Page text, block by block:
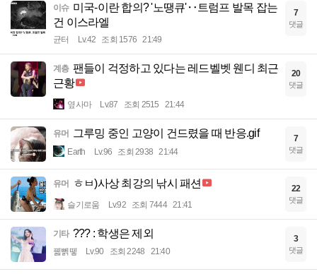
이슈 미국-이란 합의? '노땡큐'‥트럼프 발목 잡는
건 이스라엘
균터 Lv.42 조회 1576 21:49
7
댓글
계층 팬들이 걱정하고 있다는 레드벨벳 웬디 최근
근황
옆사마 Lv.87 조회 2515 21:44
20
댓글
유머 그루밍 중인 고양이 건드렸을 때 반응.gif
Earth Lv.96 조회 2938 21:44
7
댓글
유머 ㅎㅂ)사상 최강의 낚시 패션
슬기로움 Lv.92 조회 7444 21:41
22
댓글
기타 ??? : 학생은 제외
꿻뻵뗗 Lv.90 조회 2248 21:40
3
댓글